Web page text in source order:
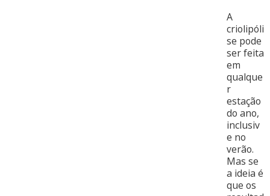
A
criolipóli
se pode
ser feita
em
qualque
r
estação
do ano,
inclusiv
e no
verão.
Mas se
a ideia é
que os